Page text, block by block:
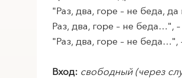
"Раз, два, горе – не беда,
Раз, два, горе – не беда…",
"Раз, два, горе – не беда…",
Вход: свободный (через